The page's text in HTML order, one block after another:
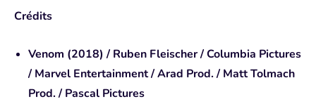
Crédits
Venom (2018) / Ruben Fleischer / Columbia Pictures
/ Marvel Entertainment / Arad Prod. / Matt Tolmach
Prod. / Pascal Pictures